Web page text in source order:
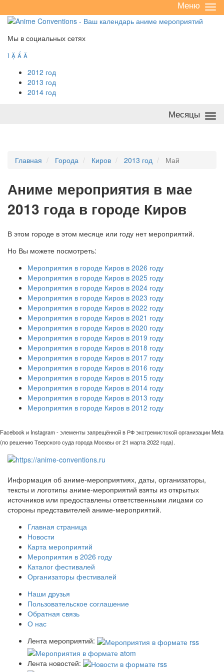
/
Меню
Мы в социальных сетях
   
2012 год
2013 год
2014 год
Месяцы
Главная Города Киров 2013 год Май
Аниме мероприятия в мае
2013 года в городе Киров
В этом городе в этом месяце или году нет мероприятий.
Но Вы можете посмотреть:
Мероприятия в городе Киров в 2026 году
Мероприятия в городе Киров в 2025 году
Мероприятия в городе Киров в 2024 году
Мероприятия в городе Киров в 2023 году
Мероприятия в городе Киров в 2022 году
Мероприятия в городе Киров в 2021 году
Мероприятия в городе Киров в 2020 году
Мероприятия в городе Киров в 2019 году
Мероприятия в городе Киров в 2018 году
Мероприятия в городе Киров в 2017 году
Мероприятия в городе Киров в 2016 году
Мероприятия в городе Киров в 2015 году
Мероприятия в городе Киров в 2014 году
Мероприятия в городе Киров в 2013 году
Мероприятия в городе Киров в 2012 году
Facebook и Instagram - элементы запрещённой в РФ экстремистской организации Meta
(по решению Тверского суда города Москвы от 21 марта 2022 года).
Информация об аниме-мероприятиях, даты, организаторы,
тексты и логотипы аниме-мероприятий взяты из открытых
источников или предоставлены ответственными лицами со
стороны представителей аниме-мероприятий.
Главная страница
Новости
Карта мероприятий
Мероприятия в 2026 году
Каталог фестивалей
Организаторы фестивалей
Наши друзья
Пользовательское соглашение
Обратная связь
О нас
Лента мероприятий:
Лента новостей: